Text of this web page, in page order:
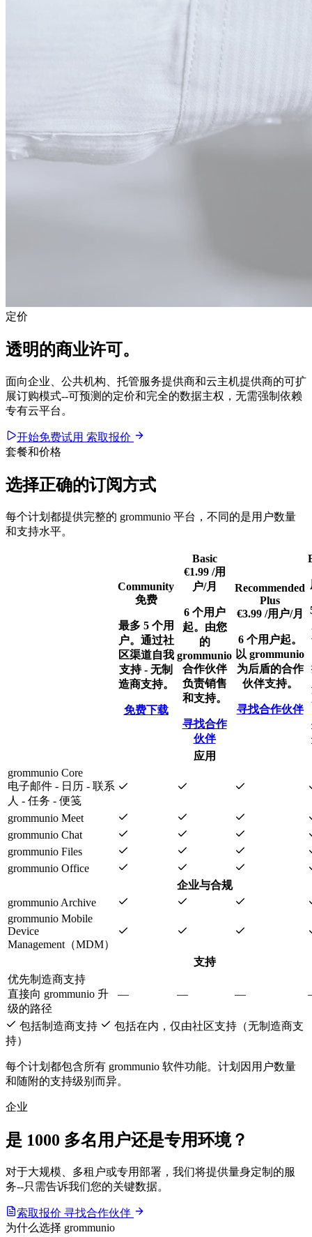
定价
透明的商业许可。
面向企业、公共机构、托管服务提供商和云主机提供商的可扩
展订购模式--可预测的定价和完全的数据主权，无需强制依赖
专有云平台。
开始免费试用 索取报价
套餐和价格
选择正确的订阅方式
每个计划都提供完整的 grommunio 平台，不同的是用户数量
和支持水平。
Community
免费
最多 5 个用
户。通过社
区渠道自我
支持 - 无制
造商支持。
免费下载
Basic
€1.99 /用
户/月
6 个用户
起。由您
的
grommunio
合作伙伴
负责销售
和支持。
寻找合作
伙伴
Recommended
Plus
€3.99 /用户/月
6 个用户起。
以 grommunio
为后盾的合作
伙伴支持。
寻找合作伙伴
应用
grommunio Core
电子邮件 - 日历 - 联系
人 - 任务 - 便笺
grommunio Meet
grommunio Chat
grommunio Files
grommunio Office
企业与合规
grommunio Archive
grommunio Mobile
Device
Management（MDM）
支持
优先制造商支持
直接向 grommunio 升
级的路径
— — —
包括制造商支持
包括在内，仅由社区支持（无制造商支
持）
每个计划都包含所有 grommunio 软件功能。计划因用户数量
和随附的支持级别而异。
企业
是 1000 多名用户还是专用环境？
对于大规模、多租户或专用部署，我们将提供量身定制的服
务--只需告诉我们您的关键数据。
索取报价 寻找合作伙伴
为什么选择 grommunio